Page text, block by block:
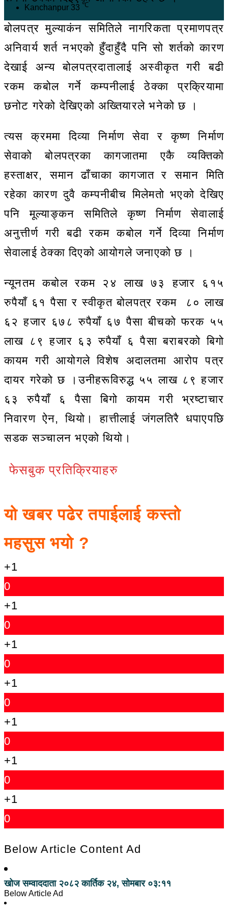
Kanchanpur 33 ℃
बोलपत्र मुल्याकंन समितिले नागरिकता प्रमाणपत्र
अनिवार्य शर्त नभएको हुँदाहुँदै पनि सो शर्तको कारण
देखाई अन्य बोलपत्रदातालाई अस्वीकृत गरी बढी
रकम कबोल गर्ने कम्पनीलाई ठेक्का प्रक्रियामा
छनोट गरेको देखिएको अख्तियारले भनेको छ ।
त्यस क्रममा दिव्या निर्माण सेवा र कृष्ण निर्माण
सेवाको बोलपत्रका कागजातमा एकै व्यक्तिको
हस्ताक्षर, समान ढाँचाका कागजात र समान मिति
रहेका कारण दुवै कम्पनीबीच मिलेमतो भएको देखिए
पनि मूल्याङ्कन समितिले कृष्ण निर्माण सेवालाई
अनुत्तीर्ण गरी बढी रकम कबोल गर्ने दिव्या निर्माण
सेवालाई ठेक्का दिएको आयोगले जनाएको छ ।
न्यूनतम कबोल रकम २४ लाख ७३ हजार ६१५
रुपैयाँ ६१ पैसा र स्वीकृत बोलपत्र रकम ८० लाख
६२ हजार ६७८ रुपैयाँ ६७ पैसा बीचको फरक ५५
लाख ८९ हजार ६३ रुपैयाँ ६ पैसा बराबरको बिगो
कायम गरी आयोगले विशेष अदालतमा आरोप पत्र
दायर गरेको छ ।उनीहरूविरुद्ध ५५ लाख ८९ हजार
६३ रुपैयाँ ६ पैसा बिगो कायम गरी भ्रष्टाचार
निवारण ऐन, थियो। हात्तीलाई जंगलतिरै धपाएपछि
सडक सञ्चालन भएको थियो।
फेसबुक प्रतिक्रियाहरु
यो खबर पढेर तपाईलाई कस्तो
महसुस भयो ?
+1
0
+1
0
+1
0
+1
0
+1
0
+1
0
+1
0
Below Article Content Ad
खोज सम्वाददाता २०८२ कार्तिक २४, सोमबार ०३:११
Below Article Ad